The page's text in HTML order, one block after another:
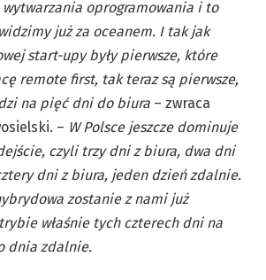
wytwarzania oprogramowania i to
już za oceanem. I tak jak
start-upy były pierwsze, które
remote first, tak teraz są pierwsze,
na pięć dni do biura – zwraca
– W Polsce jeszcze dominuje
czyli trzy dni z biura, dwa dni
dni z biura, jeden dzień zdalnie.
zostanie z nami już
właśnie tych czterech dni na
dnia zdalnie.